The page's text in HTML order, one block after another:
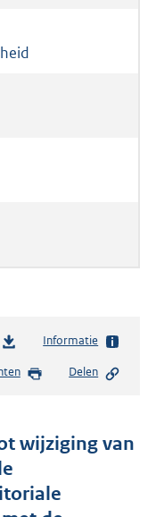
Informatie
Delen
wijziging van